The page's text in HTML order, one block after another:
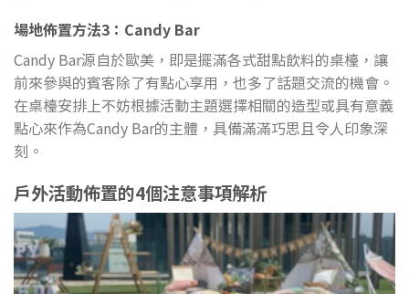
場地佈置方法3：Candy Bar
Candy Bar源自於歐美，即是擺滿各式甜點飲料的桌檯，讓
前來參與的賓客除了有點心享用，也多了話題交流的機會。
在桌檯安排上不妨根據活動主題選擇相關的造型或具有意義
點心來作為Candy Bar的主體，具備滿滿巧思且令人印象深
刻。
戶外活動佈置的4個注意事項解析